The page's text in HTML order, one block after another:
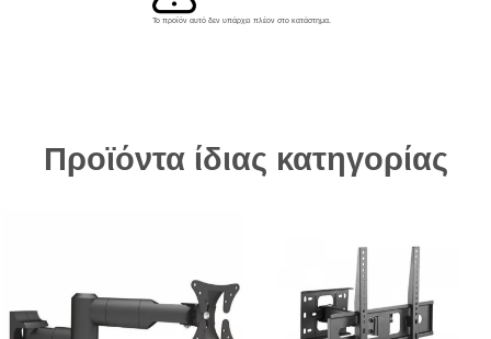
Το προϊόν αυτό δεν υπάρχει πλέον στο κατάστημα.
Προϊόντα ίδιας κατηγορίας